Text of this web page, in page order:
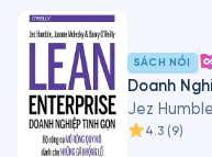
SÁCH NÓI
Doanh
Jez
4.3 (9)